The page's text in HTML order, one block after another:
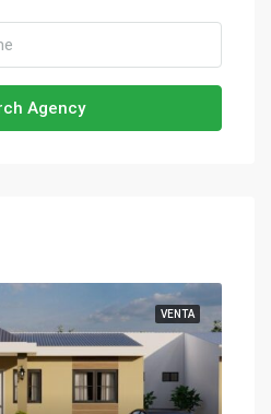
Agency
VENTA